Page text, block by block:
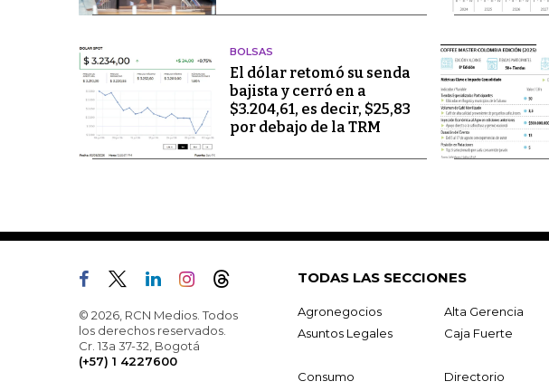
BOLSAS
El dólar retomó su senda
bajista y cerró en a
$3.204,61, es decir, $25,83
por debajo de la TRM
© 2026, RCN Medios. Todos
los derechos reservados.
Cr. 13a 37-32, Bogotá
(+57) 1 4227600
TODAS LAS SECCIONES
Agronegocios Alta Gerencia
Asuntos Legales
Caja Fuerte
Consumo
Directorio